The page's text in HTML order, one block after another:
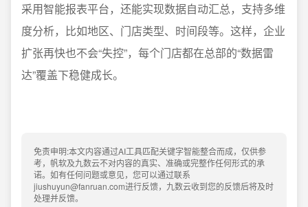
采用智能报表平台，还能实现数据自动汇总，支持多维
度分析，比如地区、门店类型、时间段等。这样，企业
扩张再快也不会“失控”，每个门店都在总部的“数据雷
达”覆盖下稳健成长。
免责申明:本文内容通过AI工具匹配关键字智能整合而成，仅供参
考，帆软及九数云不对内容的真实、准确或完整作任何形式的承
诺。如有任何问题或意见，您可以通过联系
jiushuyun@fanruan.com进行反馈，九数云收到您的反馈后将及时
处理并反馈。